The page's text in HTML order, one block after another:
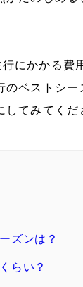
かかる費用
ベストシ
てみてくだ
ズンは？
らい？